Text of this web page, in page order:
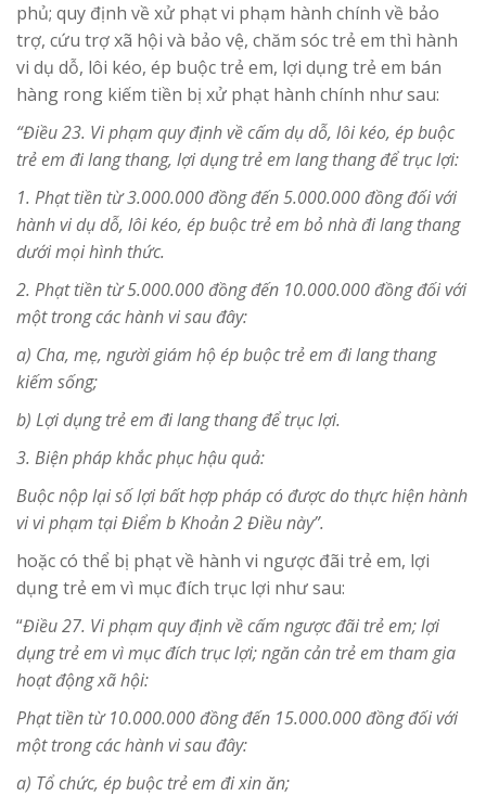
phủ; quy định về xử phạt vi phạm hành chính về bảo
trợ, cứu trợ xã hội và bảo vệ, chăm sóc trẻ em thì hành
vi dụ dỗ, lôi kéo, ép buộc trẻ em, lợi dụng trẻ em bán
hàng rong kiếm tiền bị xử phạt hành chính như sau:
“Điều 23. Vi phạm quy định về cấm dụ dỗ, lôi kéo, ép buộc
trẻ em đi lang thang, lợi dụng trẻ em lang thang để trục lợi:
1. Phạt tiền từ 3.000.000 đồng đến 5.000.000 đồng đối với
hành vi dụ dỗ, lôi kéo, ép buộc trẻ em bỏ nhà đi lang thang
dưới mọi hình thức.
2. Phạt tiền từ 5.000.000 đồng đến 10.000.000 đồng đối với
một trong các hành vi sau đây:
a) Cha, mẹ, người giám hộ ép buộc trẻ em đi lang thang
kiếm sống;
b) Lợi dụng trẻ em đi lang thang để trục lợi.
3. Biện pháp khắc phục hậu quả:
Buộc nộp lại số lợi bất hợp pháp có được do thực hiện hành
vi vi phạm tại Điểm b Khoản 2 Điều này”.
hoặc có thể bị phạt về hành vi ngược đãi trẻ em, lợi
dụng trẻ em vì mục đích trục lợi như sau:
“Điều 27. Vi phạm quy định về cấm ngược đãi trẻ em; lợi
dụng trẻ em vì mục đích trục lợi; ngăn cản trẻ em tham gia
hoạt động xã hội:
Phạt tiền từ 10.000.000 đồng đến 15.000.000 đồng đối với
một trong các hành vi sau đây:
a) Tổ chức, ép buộc trẻ em đi xin ăn;